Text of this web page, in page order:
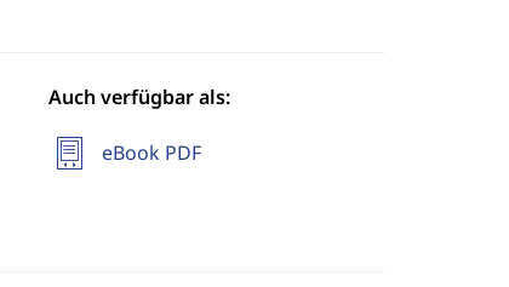
Auch verfügbar als:
eBook PDF